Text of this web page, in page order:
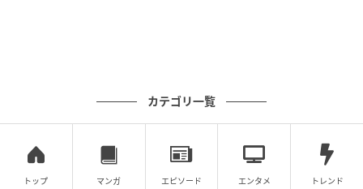
その言葉に、祐樹の母親はますますいきり立ちます。
カテゴリ一覧
トップ マンガ エピソード エンタメ トレンド